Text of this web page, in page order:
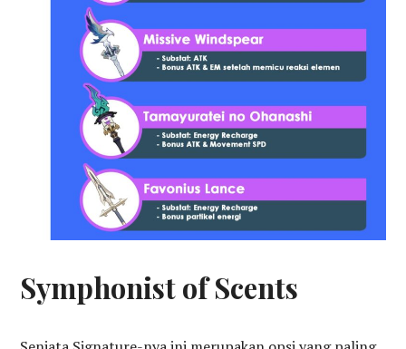
Symphonist of Scents